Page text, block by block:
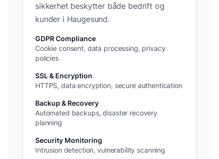
sikkerhet beskytter både bedrift og
kunder i Haugesund.
GDPR Compliance
Cookie consent, data processing, privacy
policies
SSL & Encryption
HTTPS, data encryption, secure authentication
Backup & Recovery
Automated backups, disaster recovery
planning
Security Monitoring
Intrusion detection, vulnerability scanning